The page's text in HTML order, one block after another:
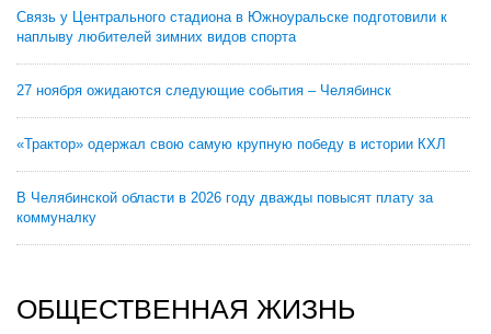
Связь у Центрального стадиона в Южноуральске подготовили к
наплыву любителей зимних видов спорта
27 ноября ожидаются следующие события – Челябинск
«Трактор» одержал свою самую крупную победу в истории КХЛ
В Челябинской области в 2026 году дважды повысят плату за
коммуналку
ОБЩЕСТВЕННАЯ ЖИЗНЬ